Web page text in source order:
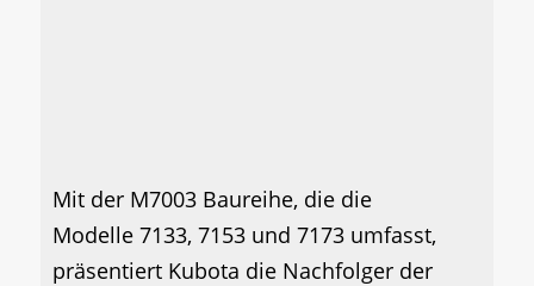
Mit der M7003 Baureihe, die die
Modelle 7133, 7153 und 7173 umfasst,
präsentiert Kubota die Nachfolger der